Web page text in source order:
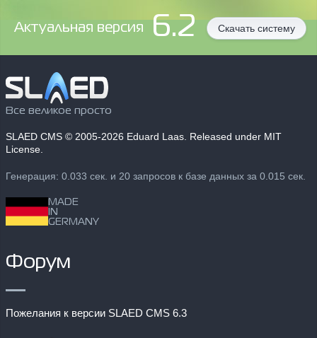
Aктуальная версия 6.2 Скачать систему
Все великое просто
SLAED CMS © 2005-2026 Eduard Laas. Released under MIT
License.
Генерация: 0.033 сек. и 20 запросов к базе данных за 0.015 сек.
MADE
IN
GERMANY
Форум
Пожелания к версии SLAED CMS 6.3